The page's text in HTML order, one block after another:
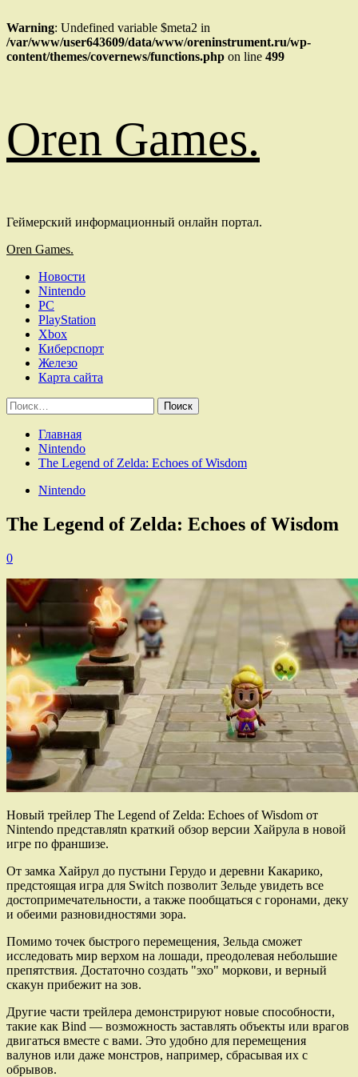
Warning: Undefined variable $meta2 in
/var/www/user643609/data/www/oreninstrument.ru/wp-
content/themes/covernews/functions.php on line 499
к
содержимому
Oren Games.
Геймерский информационный онлайн портал.
Основное
Oren Games.
Новости
Nintendo
PC
PlayStation
Xbox
Киберспорт
Железо
Карта сайта
Найти:
Главная
Nintendo
The Legend of Zelda: Echoes of Wisdom
Nintendo
The Legend of Zelda: Echoes of Wisdom
0
Новый трейлер The Legend of Zelda: Echoes of Wisdom от
Nintendo представляtn краткий обзор версии Хайрула в новой
игре по франшизе.
От замка Хайрул до пустыни Герудо и деревни Какарико,
предстоящая игра для Switch позволит Зельде увидеть все
достопримечательности, а также пообщаться с горонами, деку
и обеими разновидностями зора.
Помимо точек быстрого перемещения, Зельда сможет
исследовать мир верхом на лошади, преодолевая небольшие
препятствия. Достаточно создать "эхо" моркови, и верный
скакун прибежит на зов.
Другие части трейлера демонстрируют новые способности,
такие как Bind — возможность заставлять объекты или врагов
двигаться вместе с вами. Это удобно для перемещения
валунов или даже монстров, например, сбрасывая их с
обрывов.